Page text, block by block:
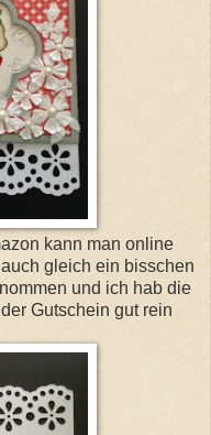
kann man online
gleich ein bisschen
und ich hab die
Gutschein gut rein